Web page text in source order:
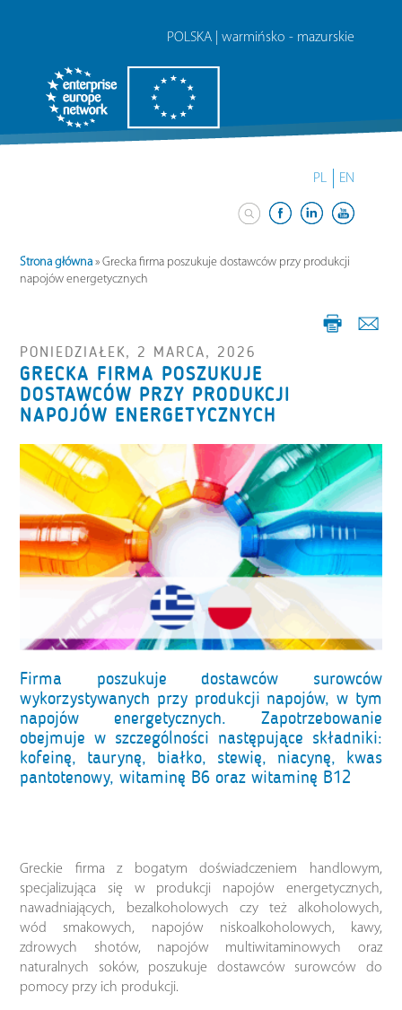
POLSKA | warmińsko - mazurskie
PL EN
Strona główna »Grecka firma poszukuje dostawców przy produkcji
napojów energetycznych
PONIEDZIAŁEK, 2 MARCA, 2026
GRECKA FIRMA POSZUKUJE
DOSTAWCÓW PRZY PRODUKCJI
NAPOJÓW ENERGETYCZNYCH
Firma poszukuje dostawców surowców
wykorzystywanych przy produkcji napojów, w tym
napojów energetycznych. Zapotrzebowanie
obejmuje w szczególności następujące składniki:
kofeinę, taurynę, białko, stewię, niacynę, kwas
pantotenowy, witaminę B6 oraz witaminę B12
Greckie firma z bogatym doświadczeniem handlowym,
specjalizująca się w produkcji napojów energetycznych,
nawadniających, bezalkoholowych czy też alkoholowych,
wód smakowych, napojów niskoalkoholowych, kawy,
zdrowych shotów, napojów multiwitaminowych oraz
naturalnych soków, poszukuje dostawców surowców do
pomocy przy ich produkcji.